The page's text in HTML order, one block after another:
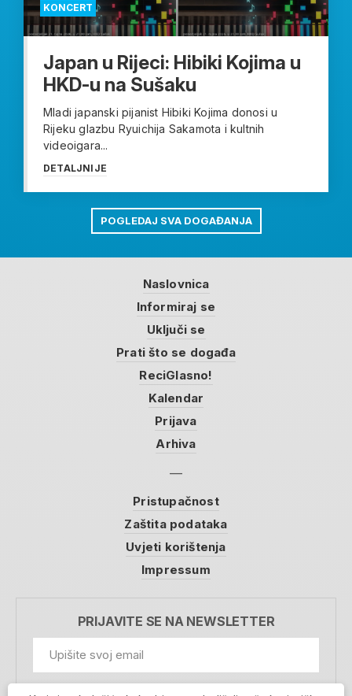
KONCERT
Japan u Rijeci: Hibiki Kojima u
HKD-u na Sušaku
Mladi japanski pijanist Hibiki Kojima donosi u
Rijeku glazbu Ryuichija Sakamota i kultnih
videoigara...
DETALJNIJE
POGLEDAJ SVA DOGAĐANJA
Naslovnica
Informiraj se
Uključi se
Prati što se događa
ReciGlasno!
Kalendar
Prijava
Arhiva
Pristupačnost
Zaštita podataka
Uvjeti korištenja
Impressum
PRIJAVITE SE NA NEWSLETTER